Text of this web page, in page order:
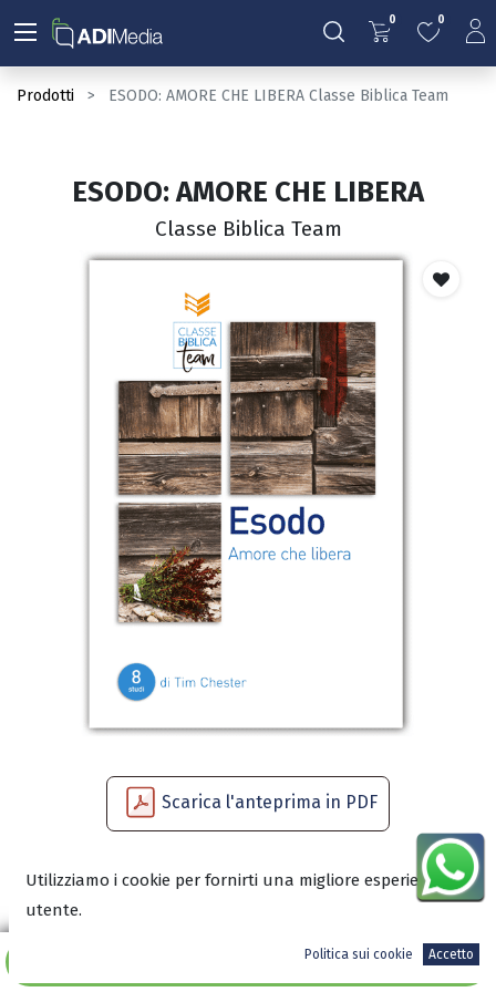
0 0
Prodotti ESODO: AMORE CHE LIBERA Classe Biblica Team
Aggiungi al carrello
ESODO: AMORE CHE LIBERA
Classe Biblica Team
Scarica l'anteprima in PDF
6,00€
Utilizziamo i cookie per fornirti una migliore esperienza
utente.
Politica sui cookie Accetto